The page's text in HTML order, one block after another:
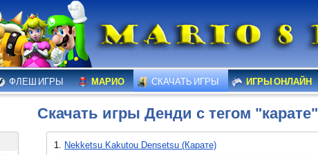
ФЛЕШ ИГРЫ МАРИО СКАЧАТЬ ИГРЫ ИГРЫ ОНЛАЙН
Скачать игры Денди с тегом "карате"
1. Nekketsu Kakutou Densetsu (Карате)